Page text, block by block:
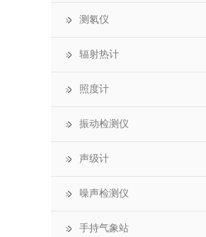
测氡仪
辐射热计
照度计
振动检测仪
声级计
噪声检测仪
手持气象站